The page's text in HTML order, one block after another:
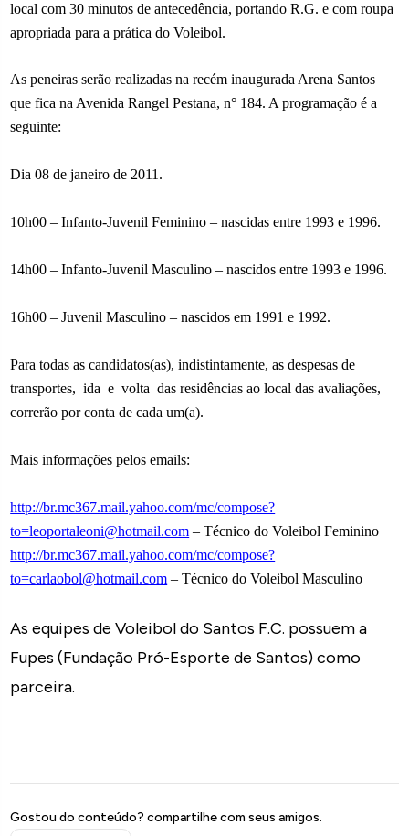
local com 30 minutos de antecedência, portando R.G. e com roupa
apropriada para a prática do Voleibol.
As peneiras serão realizadas na recém inaugurada Arena Santos
que fica na Avenida Rangel Pestana, n° 184. A programação é a
seguinte:
Dia 08 de janeiro de 2011.
10h00 – Infanto-Juvenil Feminino – nascidas entre 1993 e 1996.
14h00 – Infanto-Juvenil Masculino – nascidos entre 1993 e 1996.
16h00 – Juvenil Masculino – nascidos em 1991 e 1992.
Para todas as candidatos(as), indistintamente, as despesas de
transportes, ida e volta das residências ao local das avaliações,
correrão por conta de cada um(a).
Mais informações pelos emails:
http://br.mc367.mail.yahoo.com/mc/compose?
to=leoportaleoni@hotmail.com – Técnico do Voleibol Feminino
http://br.mc367.mail.yahoo.com/mc/compose?
to=carlaobol@hotmail.com – Técnico do Voleibol Masculino
As equipes de Voleibol do Santos F.C. possuem a
Fupes (Fundação Pró-Esporte de Santos) como
parceira.
Gostou do conteúdo? compartilhe com seus amigos.